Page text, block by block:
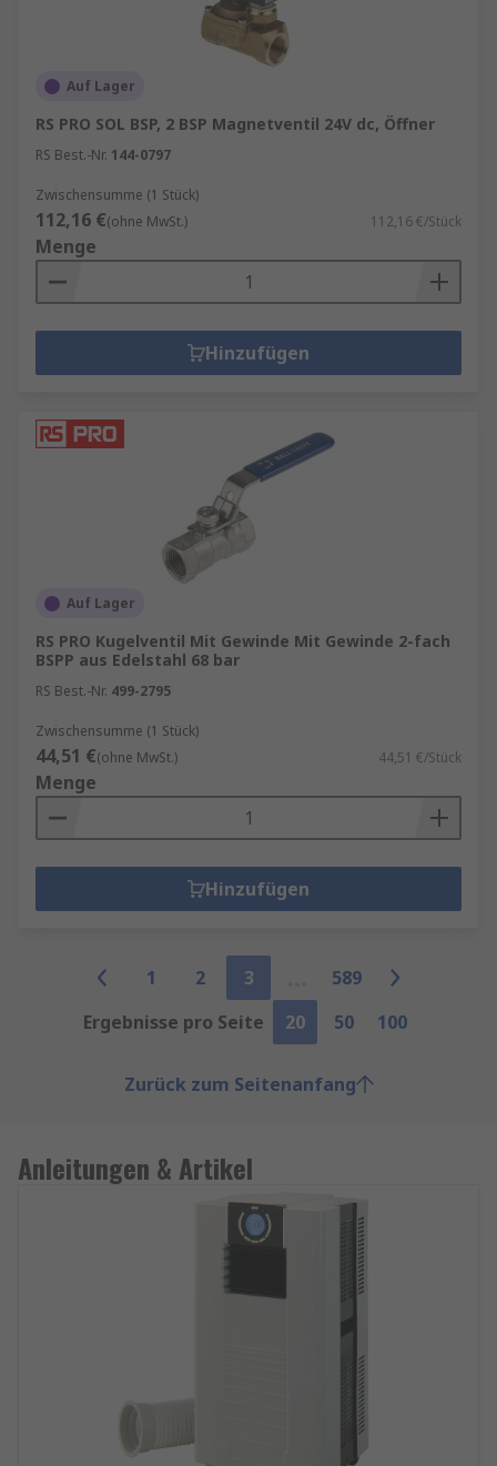
Auf Lager
RS PRO SOL BSP, 2 BSP Magnetventil 24V dc, Öffner
RS Best.-Nr. 144-0797
Zwischensumme (1 Stück)
112,16 €(ohne MwSt.) 112,16 €/Stück
Menge
Hinzufügen
Auf Lager
RS PRO Kugelventil Mit Gewinde Mit Gewinde 2-fach
BSPP aus Edelstahl 68 bar
RS Best.-Nr. 499-2795
Zwischensumme (1 Stück)
44,51 €(ohne MwSt.) 44,51 €/Stück
Menge
Hinzufügen
1 2 3
589
Ergebnisse pro Seite
20 50 100
Zurück zum Seitenanfang
Anleitungen & Artikel